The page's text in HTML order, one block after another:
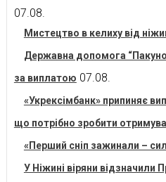
07.08.
Мистецтво в келиху від
Державна допомога
за виплатою 07.08.
«Укрексімбанк» припиняє
що потрібно зробити
«Перший сніп зажинали –
У Ніжині віряни відзначили